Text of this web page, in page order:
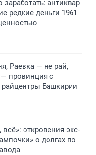
антиквар
редкие деньги 1961
Раевка — не рай,
провинция с
Башкирии
всё»: откровения экс-
о долгах по